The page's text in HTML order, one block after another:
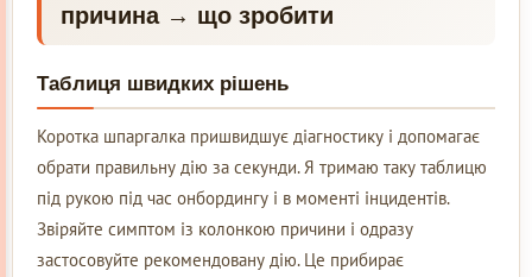
причина → що зробити
Таблиця швидких рішень
Коротка шпаргалка пришвидшує діагностику і допомагає
обрати правильну дію за секунди. Я тримаю таку таблицю
під рукою під час онбордингу і в моменті інцидентів.
Звіряйте симптом із колонкою причини і одразу
застосовуйте рекомендовану дію. Це прибирає